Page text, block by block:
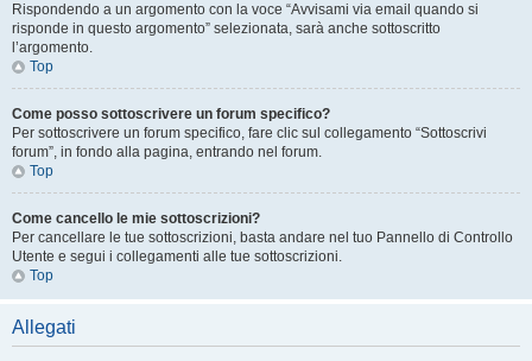
Rispondendo a un argomento con la voce “Avvisami via email quando si
risponde in questo argomento” selezionata, sarà anche sottoscritto
l’argomento.
Top
Come posso sottoscrivere un forum specifico?
Per sottoscrivere un forum specifico, fare clic sul collegamento “Sottoscrivi
forum”, in fondo alla pagina, entrando nel forum.
Top
Come cancello le mie sottoscrizioni?
Per cancellare le tue sottoscrizioni, basta andare nel tuo Pannello di Controllo
Utente e segui i collegamenti alle tue sottoscrizioni.
Top
Allegati